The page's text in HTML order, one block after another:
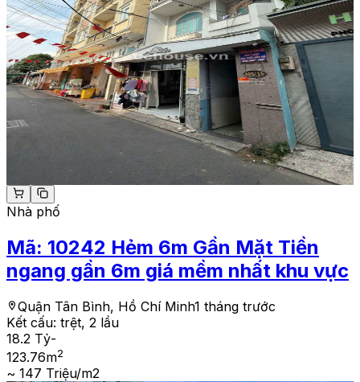
Nhà phố
Mã: 10242 Hẻm 6m Gần Mặt Tiền
ngang gần 6m giá mềm nhất khu vực
Quận Tân Bình, Hồ Chí Minh1 tháng trước
Kết cấu: trệt, 2 lầu
18.2 Tỷ-
123.76m2
~ 147 Triệu/m2